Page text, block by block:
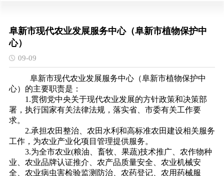
阜新市现代农业发展服务中心（阜新市植物保护中
心）
09-09
阜新市现代农业发展服务中心（阜新市植物保护中
心） 的主要职责是：
1.贯彻党中央关于现代农业发展的方针政策和决策部
署，执行国家有关法律法规，落实省、市委有关工作要
求。
2.承担农田整治、农田水利和高标准农田建设相关服务
工作，为农业产业化项目管理提供服务。
3.为全市农业(粮油、畜牧、果蔬)技术推广、农作物种
业、农业品牌认证推介、农产品质量安全、农业机械安
全、农业病虫害检验监测防治、农药登记、农用药械服